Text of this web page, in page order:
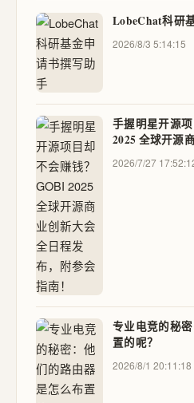
LobeChat科研
2026/8/3 5:14:15
手握明星开源
2025 全球开源
附参会指南！
2026/7/27
专业电竞的秘
置的呢？
2026/8/1 20:11:18